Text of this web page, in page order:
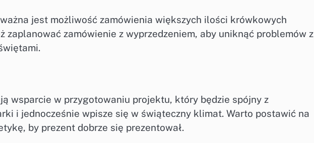
jest możliwość zamówienia większych ilości krówkowych
zaplanować zamówienie z wyprzedzeniem, aby uniknąć problemów z
wsparcie w przygotowaniu projektu, który będzie spójny z
i jednocześnie wpisze się w świąteczny klimat. Warto postawić na
by prezent dobrze się prezentował.